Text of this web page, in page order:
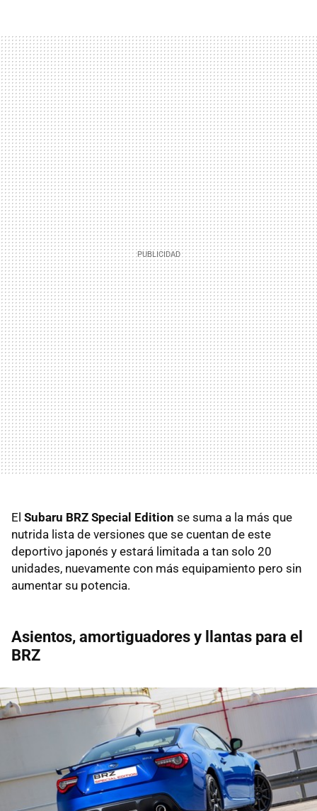
El Subaru BRZ Special Edition se suma a la más que
nutrida lista de versiones que se cuentan de este
deportivo japonés y estará limitada a tan solo 20
unidades, nuevamente con más equipamiento pero sin
aumentar su potencia.
Asientos, amortiguadores y llantas para el
BRZ